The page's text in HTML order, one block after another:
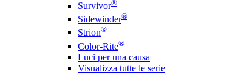
Survivor®
Sidewinder®
Strion®
Color-Rite®
Luci per una causa
Visualizza tutte le serie